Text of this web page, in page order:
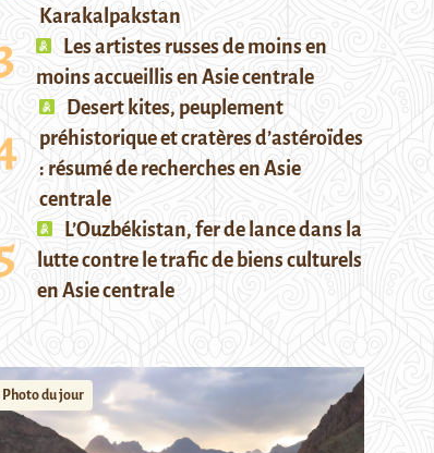
Karakalpakstan
Les artistes russes de moins en
moins accueillis en Asie centrale
Desert kites, peuplement
préhistorique et cratères d’astéroïdes
: résumé de recherches en Asie
centrale
L’Ouzbékistan, fer de lance dans la
lutte contre le trafic de biens culturels
en Asie centrale
Photo du jour